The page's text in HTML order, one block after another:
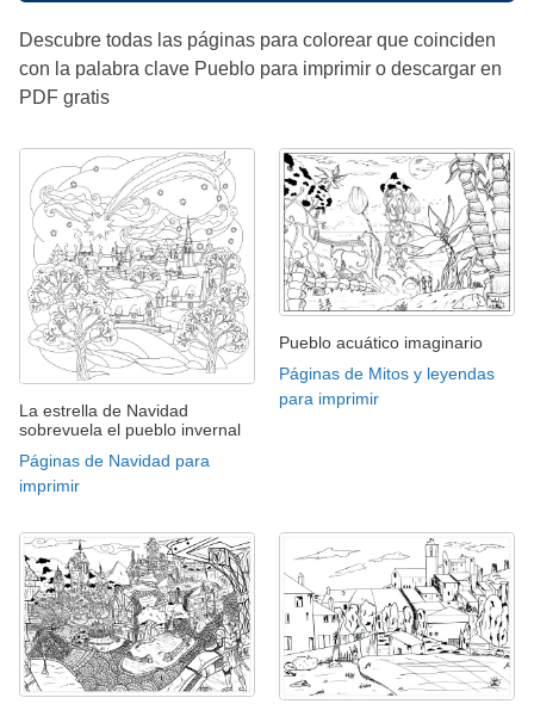
Descubre todas las páginas para colorear que coinciden
con la palabra clave Pueblo para imprimir o descargar en
PDF gratis
La estrella de Navidad
sobrevuela el pueblo invernal
Páginas de Navidad para
imprimir
Pueblo acuático imaginario
Páginas de Mitos y leyendas
para imprimir